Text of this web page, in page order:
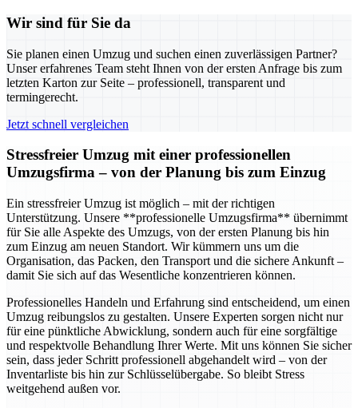
Wir sind für Sie da
Sie planen einen Umzug und suchen einen zuverlässigen Partner?
Unser erfahrenes Team steht Ihnen von der ersten Anfrage bis zum
letzten Karton zur Seite – professionell, transparent und
termingerecht.
Jetzt schnell vergleichen
Stressfreier Umzug mit einer professionellen
Umzugsfirma – von der Planung bis zum Einzug
Ein stressfreier Umzug ist möglich – mit der richtigen
Unterstützung. Unsere **professionelle Umzugsfirma** übernimmt
für Sie alle Aspekte des Umzugs, von der ersten Planung bis hin
zum Einzug am neuen Standort. Wir kümmern uns um die
Organisation, das Packen, den Transport und die sichere Ankunft –
damit Sie sich auf das Wesentliche konzentrieren können.
Professionelles Handeln und Erfahrung sind entscheidend, um einen
Umzug reibungslos zu gestalten. Unsere Experten sorgen nicht nur
für eine pünktliche Abwicklung, sondern auch für eine sorgfältige
und respektvolle Behandlung Ihrer Werte. Mit uns können Sie sicher
sein, dass jeder Schritt professionell abgehandelt wird – von der
Inventarliste bis hin zur Schlüsselübergabe. So bleibt Stress
weitgehend außen vor.